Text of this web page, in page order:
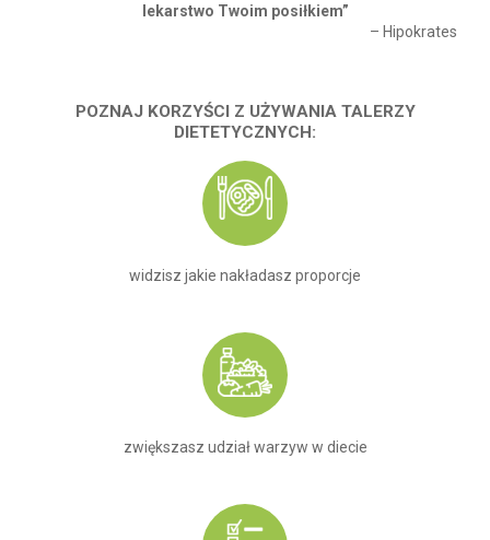
lekarstwo Twoim posiłkiem”
– Hipokrates
POZNAJ KORZYŚCI Z UŻYWANIA TALERZY
DIETETYCZNYCH:
widzisz jakie nakładasz proporcje
zwiększasz udział warzyw w diecie